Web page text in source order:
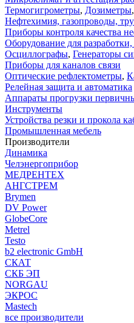
Термогигрометры, Дозиметры,
Нефтехимия, газопроводы,
Приборы контроля качества
Оборудование для
Осциллографы, Генераторы
Приборы для каналов связи
Оптические рефлектометры,
Релейная защита и автоматика
Аппараты прогрузки
Инструменты
Устройства резки и прокола
Промышленная мебель
Производители
Динамика
Челэнергоприбор
МЕДРЕНТЕХ
АНГСТРЕМ
Brymen
DV Power
GlobeCore
Metrel
Testo
b2 electronic GmbH
СКАТ
СКБ ЭП
NORGAU
ЭКРОС
Mastech
все производители